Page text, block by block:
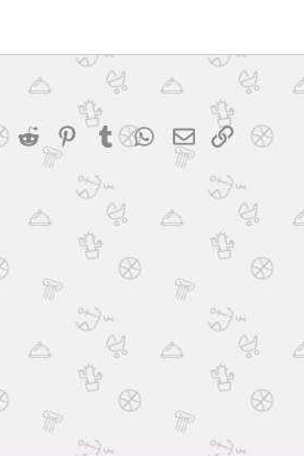
LinkedIn
Reddit Pinterest
Tumblr WhatsApp
E-postaLink